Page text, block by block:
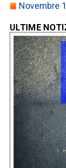
Novembre
ULTIME